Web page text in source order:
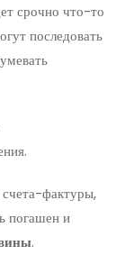
срочно что-то
последовать
счета-фактуры,
погашен и
.